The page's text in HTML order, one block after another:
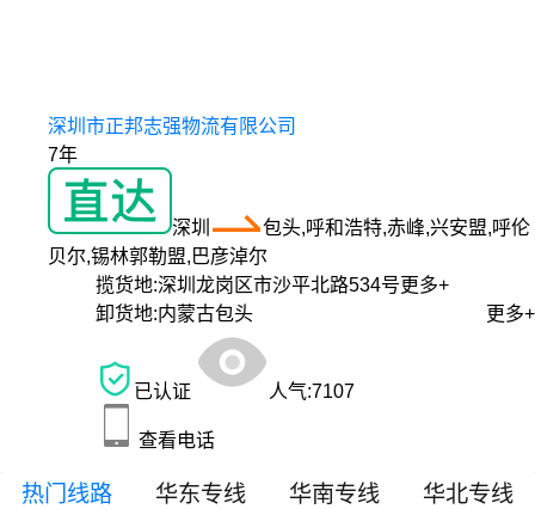
深圳市正邦志强物流有限公司
7年
深圳
包头,呼和浩特,赤峰,兴安盟,呼伦
贝尔,锡林郭勒盟,巴彦淖尔
揽货地:深圳龙岗区市沙平北路534号更多+
卸货地:内蒙古包头 更多+
已认证 人气:7107
查看电话
热门线路 华东专线 华南专线 华北专线